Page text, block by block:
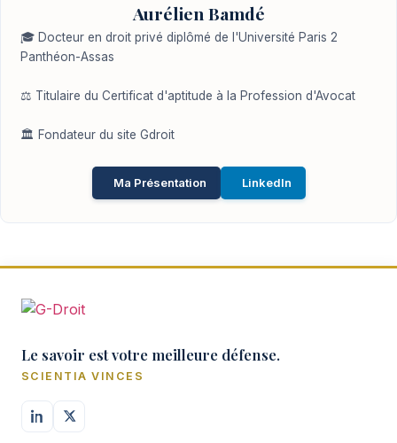
Aurélien Bamdé
🎓 Docteur en droit privé diplômé de l'Université Paris 2
Panthéon-Assas
⚖️ Titulaire du Certificat d'aptitude à la Profession d'Avocat
🏛️ Fondateur du site Gdroit
Ma Présentation LinkedIn
Le savoir est votre meilleure défense.
SCIENTIA VINCES